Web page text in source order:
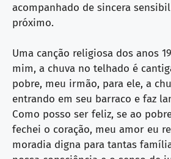
acompanhado de sincera
próximo.
Uma canção religiosa dos anos
mim, a chuva no telhado é
pobre, meu irmão, para ele, a
entrando em seu barraco e faz
Como posso ser feliz, se ao
fechei o coração, meu amor eu
moradia digna para tantas